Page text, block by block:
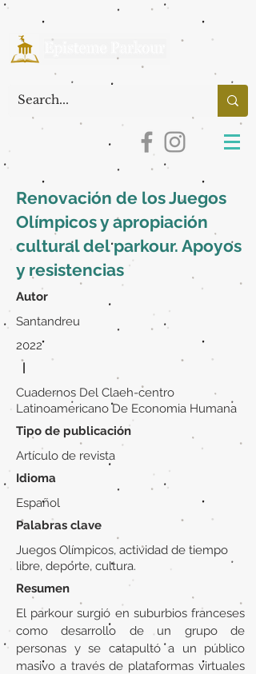
Renovación de los Juegos
Olímpicos y apropiación
cultural del parkour. Apoyos
y resistencias
Autor
Santandreu
2022
|
Cuadernos Del Claeh-centro
Latinoamericano De Economia Humana
Tipo de publicación
Artículo de revista
Idioma
Español
Palabras clave
Juegos Olímpicos, actividad de tiempo
libre, deporte, cultura.
Resumen
El parkour surgió en suburbios franceses
como desarrollo de un grupo de
personas y se catapultó a un público
masivo a través de plataformas virtuales